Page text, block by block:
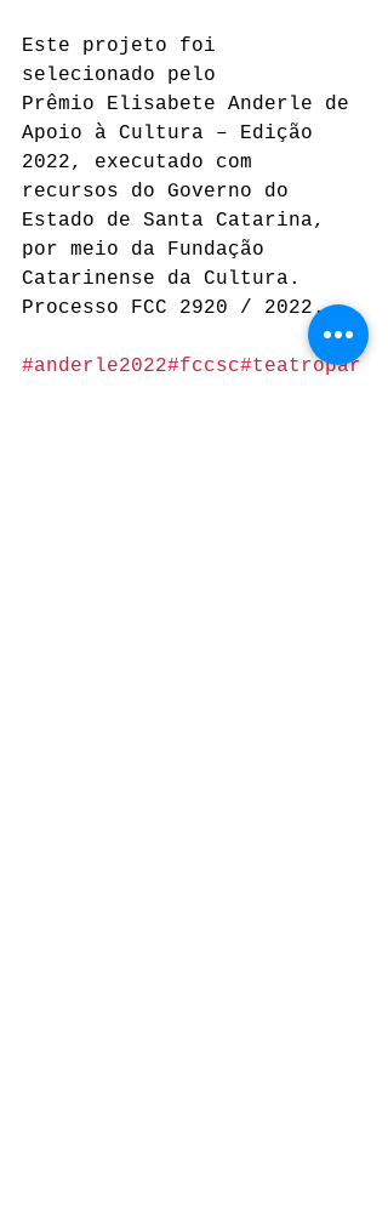
Este projeto foi
selecionado pelo
Prêmio Elisabete Anderle de
Apoio à Cultura – Edição
2022, executado com
recursos do Governo do
Estado de Santa Catarina,
por meio da Fundação
Catarinense da Cultura.
Processo FCC 2920 / 2022.
#anderle2022#fccsc#teatropar